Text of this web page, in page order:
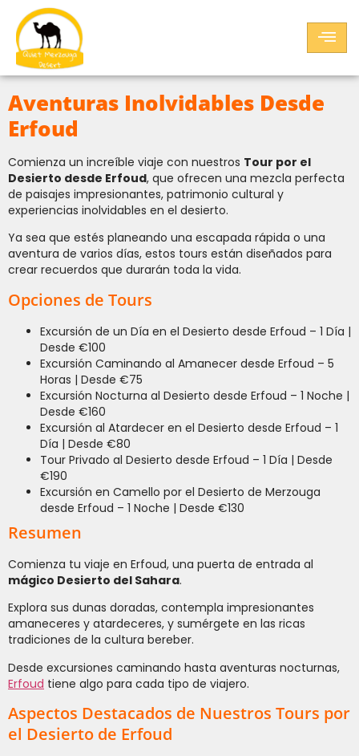
Aventuras Inolvidables Desde
Erfoud
Comienza un increíble viaje con nuestros Tour por el
Desierto desde Erfoud, que ofrecen una mezcla perfecta
de paisajes impresionantes, patrimonio cultural y
experiencias inolvidables en el desierto.
Ya sea que estés planeando una escapada rápida o una
aventura de varios días, estos tours están diseñados para
crear recuerdos que durarán toda la vida.
Opciones de Tours
Excursión de un Día en el Desierto desde Erfoud – 1 Día |
Desde €100
Excursión Caminando al Amanecer desde Erfoud – 5
Horas | Desde €75
Excursión Nocturna al Desierto desde Erfoud – 1 Noche |
Desde €160
Excursión al Atardecer en el Desierto desde Erfoud – 1
Día | Desde €80
Tour Privado al Desierto desde Erfoud – 1 Día | Desde
€190
Excursión en Camello por el Desierto de Merzouga
desde Erfoud – 1 Noche | Desde €130
Resumen
Comienza tu viaje en Erfoud, una puerta de entrada al
mágico Desierto del Sahara.
Explora sus dunas doradas, contempla impresionantes
amaneceres y atardeceres, y sumérgete en las ricas
tradiciones de la cultura bereber.
Desde excursiones caminando hasta aventuras nocturnas,
Erfoud tiene algo para cada tipo de viajero.
Aspectos Destacados de Nuestros Tours por
el Desierto de Erfoud